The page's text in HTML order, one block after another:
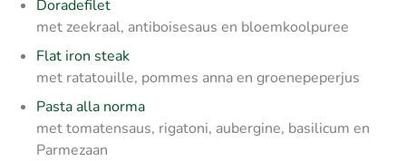
Doradefilet
met zeekraal, antiboisesaus en bloemkoolpuree
Flat iron steak
met ratatouille, pommes anna en groenepeperjus
Pasta alla norma
met tomatensaus, rigatoni, aubergine, basilicum en
Parmezaan